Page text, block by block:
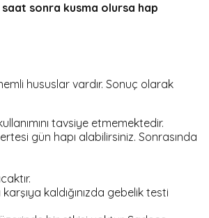
sonra kusma olursa hap
hususlar vardır. Sonuç olarak
tavsiye etmemektedir.
gün hapı alabilirsiniz. Sonrasında
kaldığınızda gebelik testi